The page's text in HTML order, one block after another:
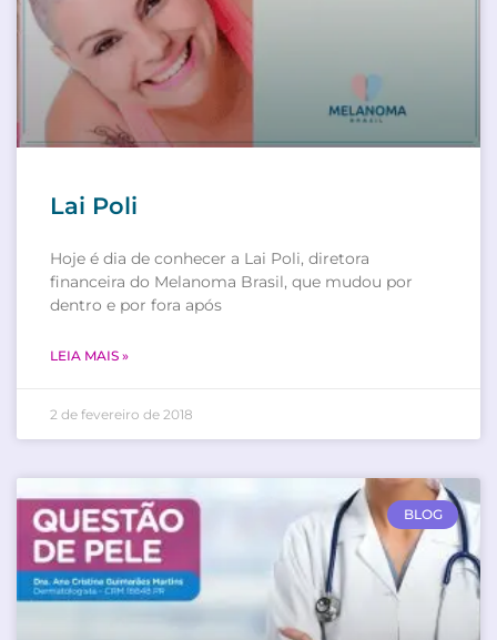
Lai Poli
Hoje é dia de conhecer a Lai Poli, diretora
financeira do Melanoma Brasil, que mudou por
dentro e por fora após
LEIA MAIS »
2 de fevereiro de 2018
BLOG